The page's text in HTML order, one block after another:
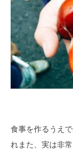
食事を作るうえ
れまた、実は非